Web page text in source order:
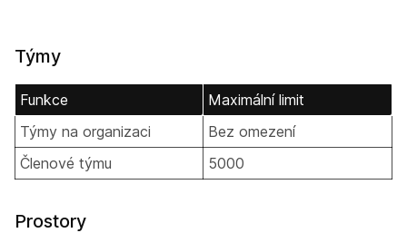
Týmy
Funkce
Maximální limit
Týmy na organizaci
Bez omezení
Členové týmu
5000
Prostory